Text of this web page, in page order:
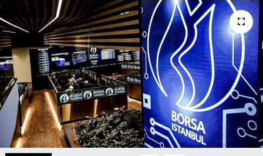
Kültür - Sanat
Lider Haber TV Canlı Yayın izle